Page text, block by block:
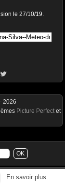
le 27/10/19.
En savoir plus
Picture Perfect et